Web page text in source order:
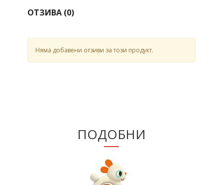
ОТЗИВА (0)
Няма добавени отзиви за този продукт.
ПОДОБНИ